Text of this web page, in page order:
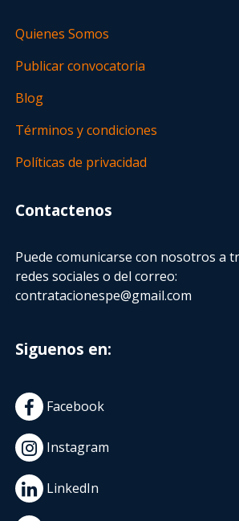
Quienes Somos
Publicar convocatoria
Blog
Términos y condiciones
Políticas de privacidad
Contactenos
Puede comunicarse con nosotros a
redes sociales o del correo:
contratacionespe@gmail.com
Siguenos en:
Facebook
Instagram
LinkedIn